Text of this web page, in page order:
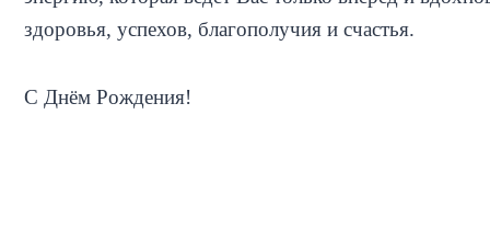
здоровья, успехов, благополучия и счастья.
С Днём Рождения!